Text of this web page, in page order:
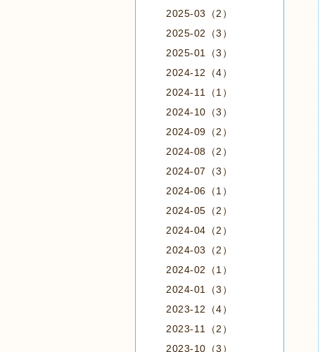
2025-03（2）
2025-02（3）
2025-01（3）
2024-12（4）
2024-11（1）
2024-10（3）
2024-09（2）
2024-08（2）
2024-07（3）
2024-06（1）
2024-05（2）
2024-04（2）
2024-03（2）
2024-02（1）
2024-01（3）
2023-12（4）
2023-11（2）
2023-10（3）